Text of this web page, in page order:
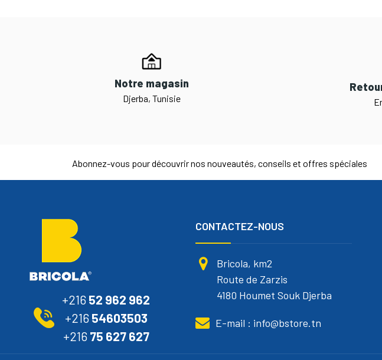
Notre magasin
Djerba, Tunisie
Abonnez-vous pour découvrir nos nouveautés, conseils et offres spéciales
+216 52 962 962
+216 54603503
+216 75 627 627
CONTACTEZ-NOUS
Bricola, km2
Route de Zarzis
4180 Houmet Souk Djerba
E-mail : info@bstore.tn